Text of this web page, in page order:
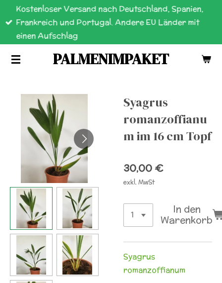
Zum
Hauptinhalt
springen
PALMENIMPAKET
Kostenloser Versand nach Deutschland, Spanien,
Frankreich und Portugal. Andere EU Länder mit
einen Aufschlag
Syagrus
romanzoffianu
m im 16 cm Topf
30,00 €
exkl. MwSt
In den
Warenkorb
Syagrus
romanzoffianum